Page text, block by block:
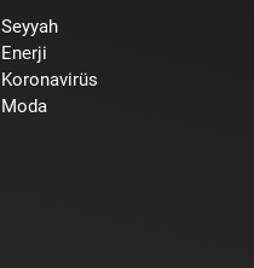
Seyyah
Enerji
Koronavirüs
Moda